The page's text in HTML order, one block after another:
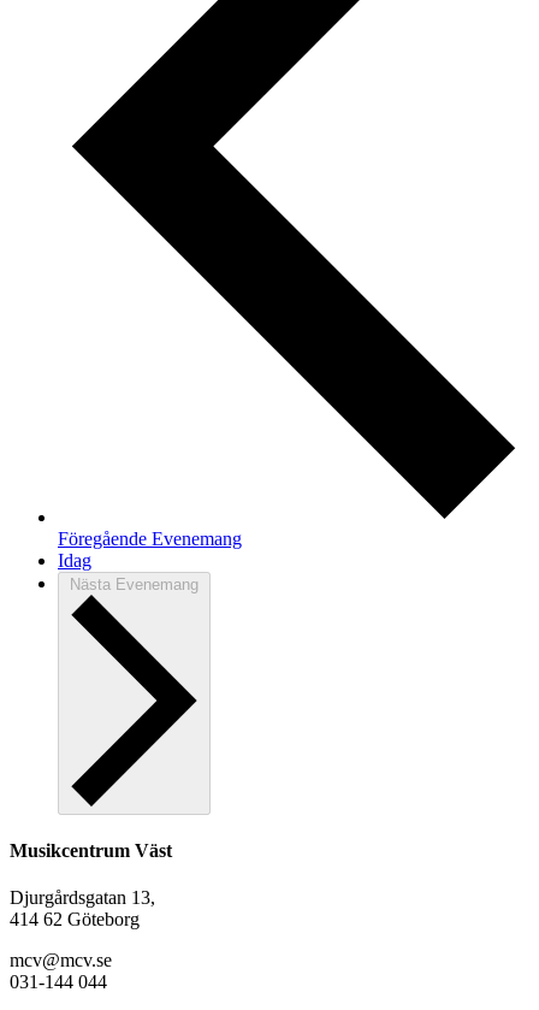
Föregående Evenemang
Idag
Nästa Evenemang
Musikcentrum Väst
Djurgårdsgatan 13,
414 62 Göteborg
mcv@mcv.se
031-144 044